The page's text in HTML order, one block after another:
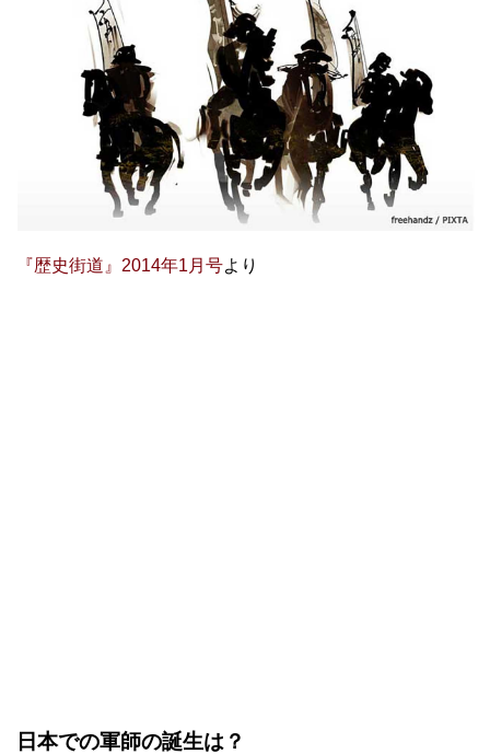
『歴史街道』2014年1月号より
日本での軍師の誕生は？